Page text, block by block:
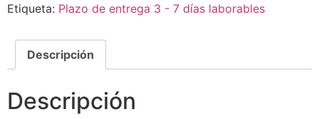
Etiqueta: Plazo de entrega 3 - 7 días laborables
Descripción
Descripción